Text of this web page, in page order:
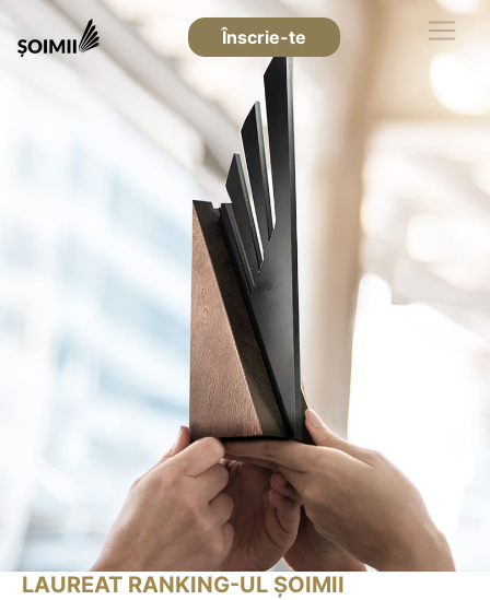
Înscrie-te
LAUREAT RANKING-UL ȘOIMII